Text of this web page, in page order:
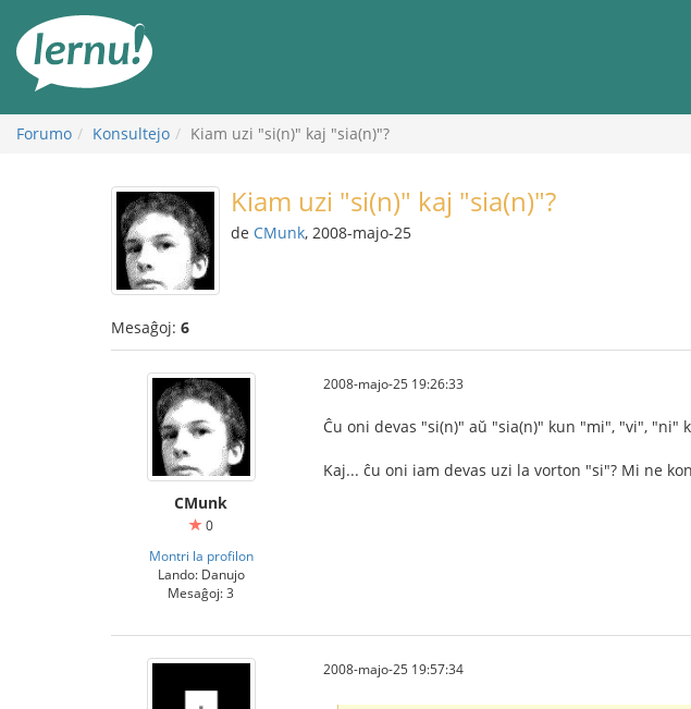
enhavo
Forumo Konsultejo Kiam uzi "si(n)" kaj "sia(n)"?
Kiam uzi "si(n)" kaj "sia(n)"?
de CMunk, 2008-majo-25
Mesaĝoj: 6
CMunk
0
Montri la profilon
Lando: Danujo
Mesaĝoj: 3
2008-majo-25 19:26:33
Ĉu oni devas "si(n)" aŭ "sia(n)" kun "mi", "vi",
Kaj... ĉu oni iam devas uzi la vorton "si"? Mi ne
2008-majo-25 19:57:34